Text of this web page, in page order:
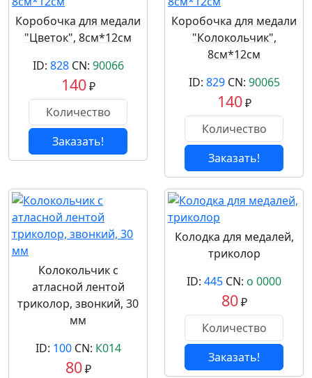
Коробочка для медали
"Цветок", 8см*12см
ID: 828CN: 90066
140₽
Заказать!
Коробочка для медали
"Колокольчик",
8см*12см
ID: 829CN: 90065
140₽
Заказать!
Колокольчик с
атласной лентой
триколор, звонкий, 30
мм
ID: 100CN: К014
80₽
Колодка для медалей,
триколор
ID: 445 CN: о 0000
80₽
Заказать!